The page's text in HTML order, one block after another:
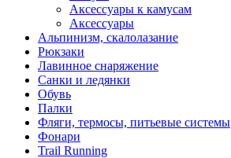
Аксессуары к камусам
Аксессуары
Альпинизм, скалолазание
Рюкзаки
Лавинное снаряжение
Санки и ледянки
Обувь
Палки
Фляги, термосы, питьевые системы
Фонари
Trail Running